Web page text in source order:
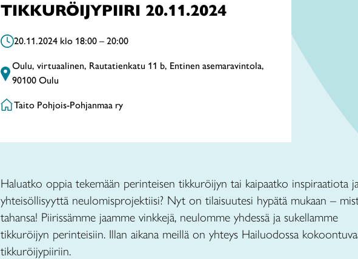
TIKKURÖIJYPIIRI 20.11.2024
20.11.2024 klo 18:00 – 20:00
Oulu, virtuaalinen, Rautatienkatu 11 b, Entinen asemaravintola,
90100 Oulu
Taito Pohjois-Pohjanmaa ry
Haluatko oppia tekemään perinteisen tikkuröijyn tai kaipaatko inspiraatiota
yhteisöllisyyttä neulomisprojektiisi? Nyt on tilaisuutesi hypätä mukaan –
tahansa! Piirissämme jaamme vinkkejä, neulomme yhdessä ja sukellamme
tikkuröijyn perinteisiin. Illan aikana meillä on yhteys Hailuodossa
tikkuröijypiiriin.